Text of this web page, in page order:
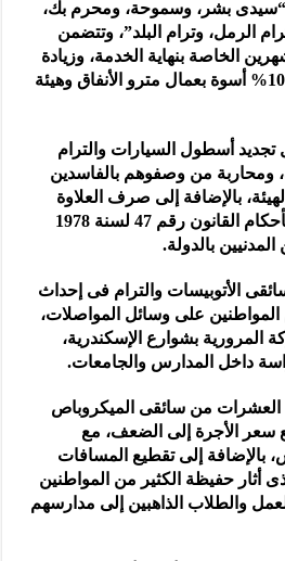
بشر، وسموحة، ومحرم بك،
الرمل، وترام البلد”، وتتضمن
الخاصة بنهاية الخدمة، وزيادة
بدل طبيعة العمل بنسبة 100% أسوة بعمال مترو الأنفاق وهيئة
أسطول السيارات والترام
ومحاربة من وصفوهم بالفاسدين
بالإضافة إلى صرف العلاوة
الدورية بواقع 10% طبقا بأحكام القانون رقم 47 لسنة 1978
المدنيين بالدولة.
الأتوبيسات والترام فى إحداث
على وسائل المواصلات،
المرورية بشوارع الإسكندرية،
داخل المدارس والجامعات.
من سائقى الميكروباص
سعر الأجرة إلى الضعف، مع
بالإضافة إلى تقطيع المسافات
أثار حفيظة الكثير من المواطنين
والطلاب الذاهبين إلى مدارسهم